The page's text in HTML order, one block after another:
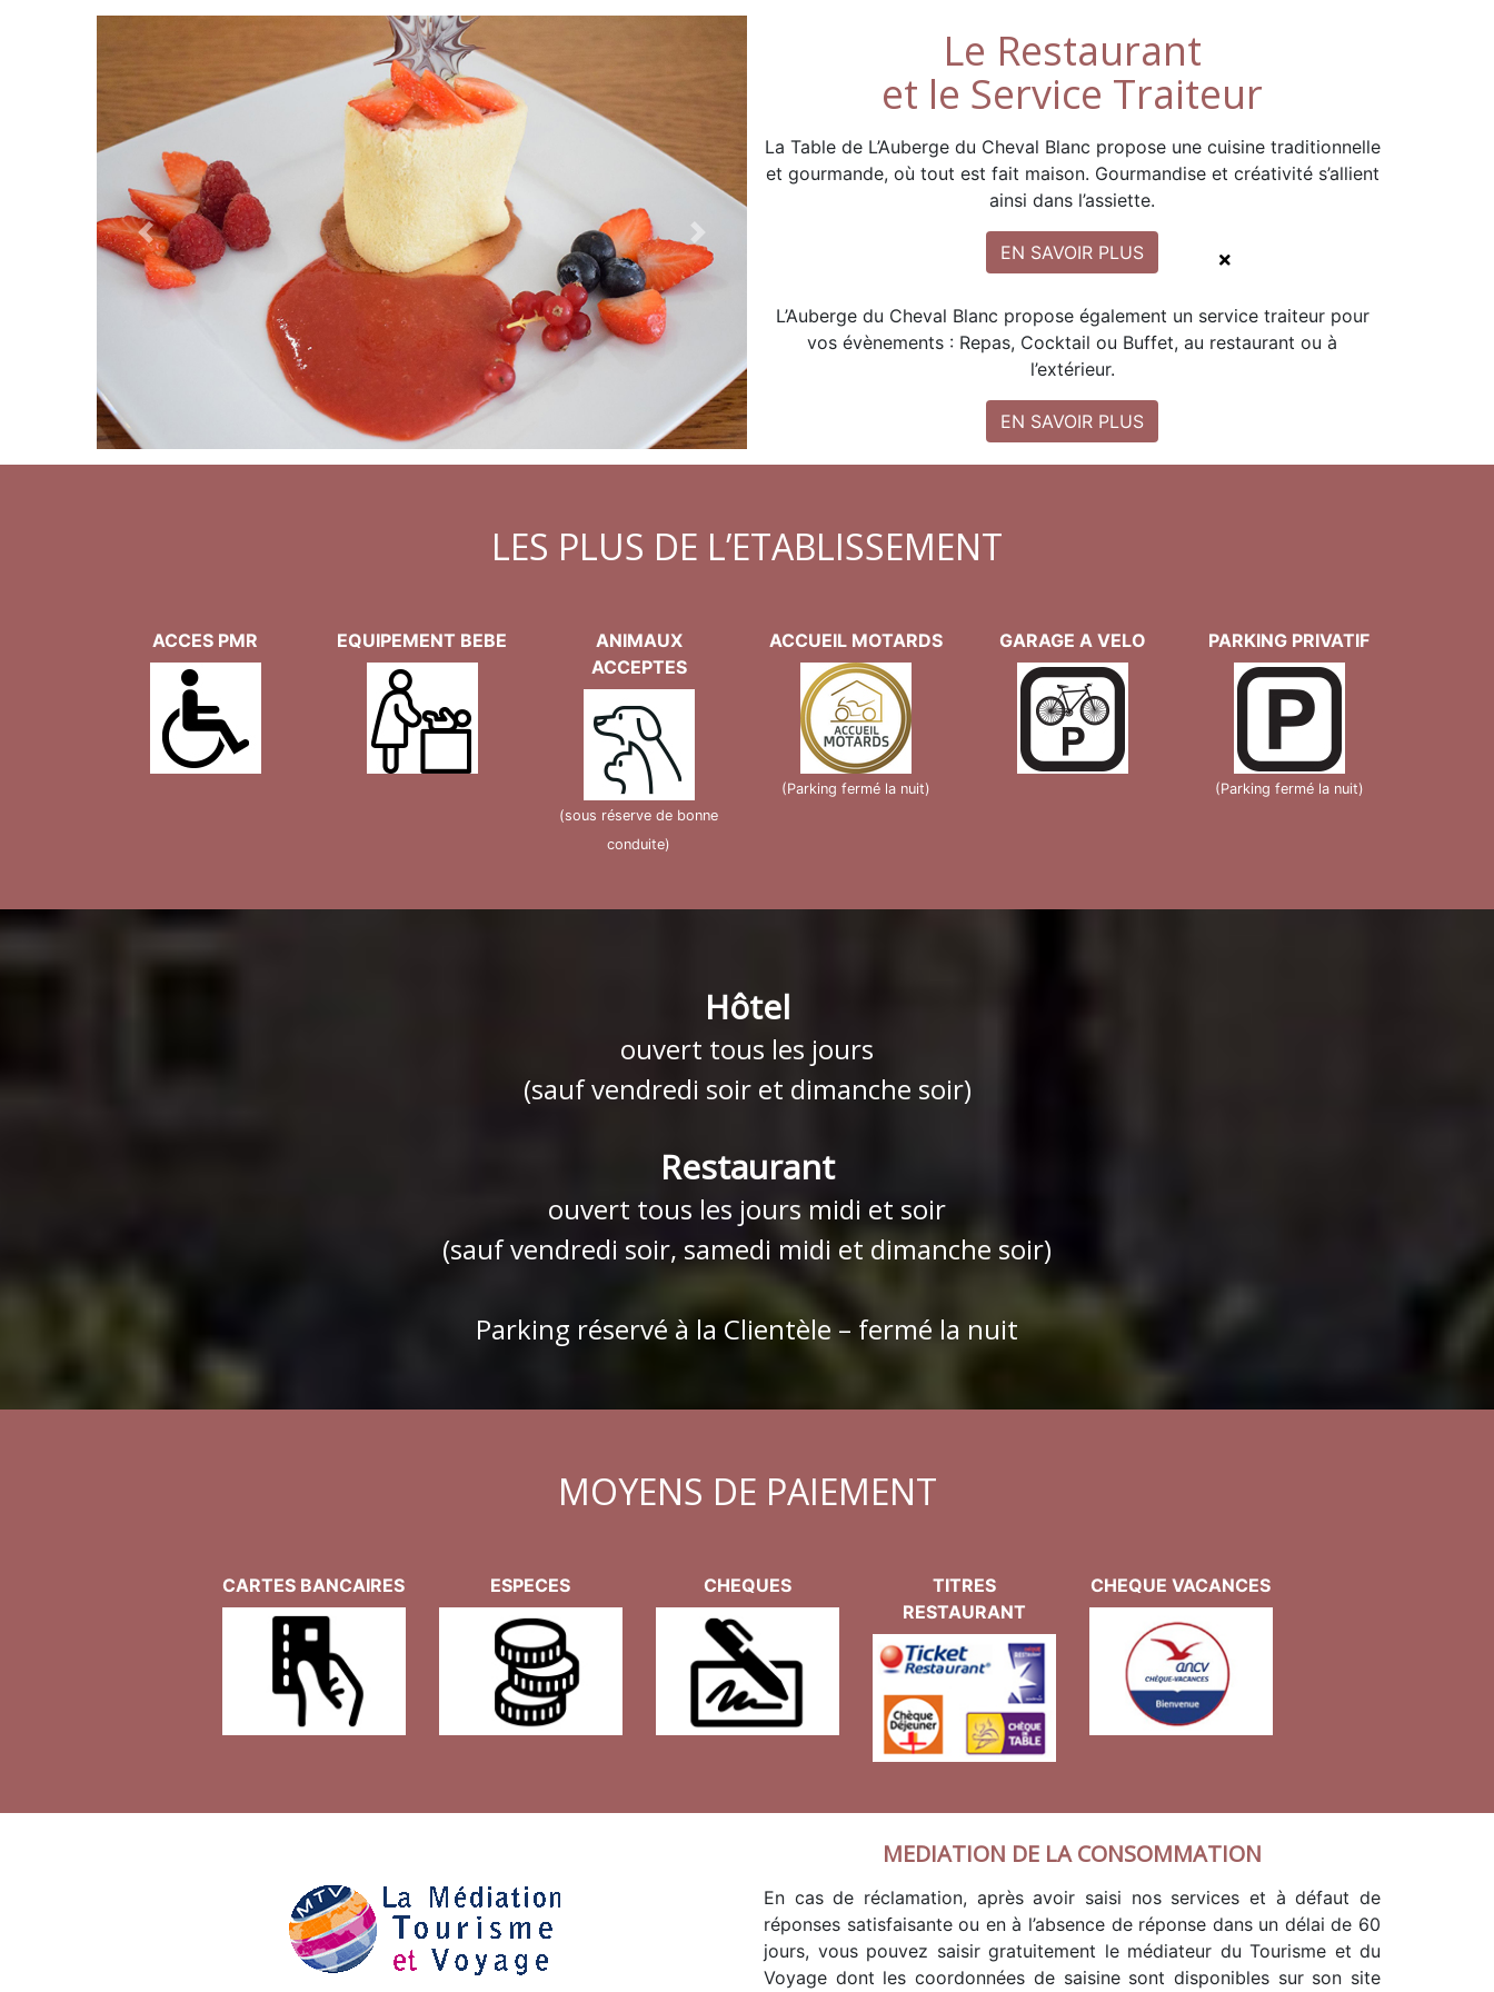
Previous Next
Le Restaurant
et le Service Traiteur
La Table de L’Auberge du Cheval Blanc propose une cuisine traditionnelle
et gourmande, où tout est fait maison. Gourmandise et créativité s’allient
ainsi dans l’assiette.
EN SAVOIR PLUS
L’Auberge du Cheval Blanc propose également un service traiteur pour
vos évènements : Repas, Cocktail ou Buffet, au restaurant ou à
l’extérieur.
EN SAVOIR PLUS
LES PLUS DE L’ETABLISSEMENT
ACCES PMR EQUIPEMENT BEBE
ANIMAUX
ACCEPTES
(sous réserve de bonne
conduite)
ACCUEIL MOTARDS
(Parking fermé la nuit)
GARAGE A VELO PARKING PRIVATIF
(Parking fermé la nuit)
Hôtel
ouvert tous les jours
(sauf vendredi soir et dimanche soir)
Restaurant
ouvert tous les jours midi et soir
(sauf vendredi soir, samedi midi et dimanche soir)
Parking réservé à la Clientèle – fermé la nuit
MOYENS DE PAIEMENT
CARTES BANCAIRES ESPECES CHEQUES
TITRES
RESTAURANT
CHEQUE VACANCES
MEDIATION DE LA CONSOMMATION
En cas de réclamation, après avoir saisi nos services et à défaut de
réponses satisfaisante ou en à l’absence de réponse dans un délai de 60
jours, vous pouvez saisir gratuitement le médiateur du Tourisme et du
Voyage dont les coordonnées de saisine sont disponibles sur son site